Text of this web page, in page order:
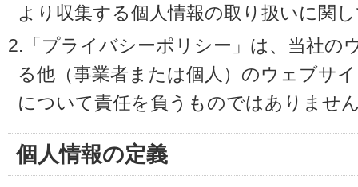
より収集する個人情報の取り扱いに関
2.「プライバシーポリシー」は、当社の
る他（事業者または個人）のウェブサ
について責任を負うものではありませ
個人情報の定義